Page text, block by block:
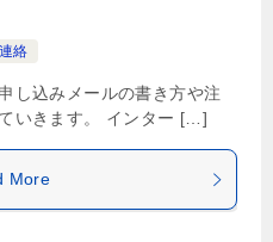
絡
し込みメールの書き方や注
いきます。 インター […]
More